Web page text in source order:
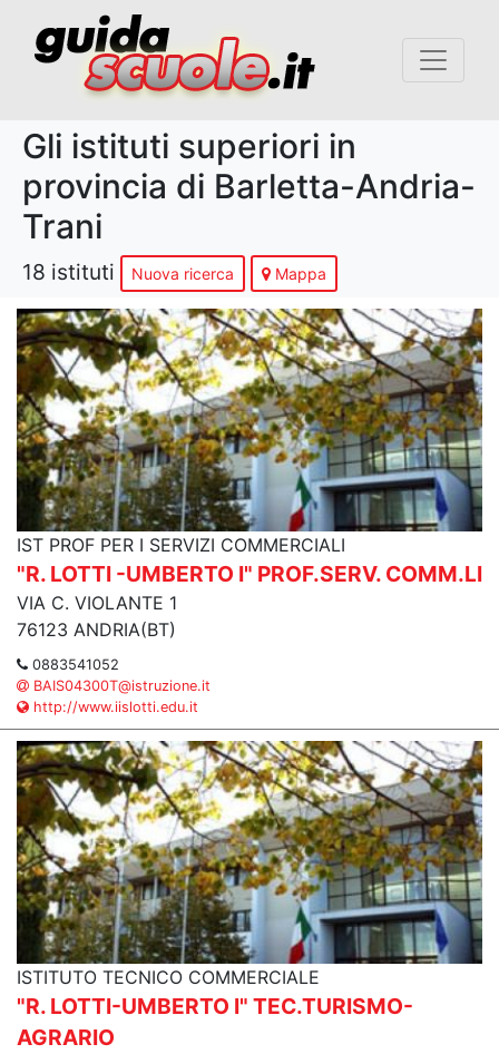
Gli istituti superiori in
provincia di Barletta-Andria-
Trani
18 istituti Nuova ricerca Mappa
IST PROF PER I SERVIZI COMMERCIALI
"R. LOTTI -UMBERTO I" PROF.SERV. COMM.LI
VIA C. VIOLANTE 1
76123 ANDRIA(BT)
0883541052
BAIS04300T@istruzione.it
http://www.iislotti.edu.it
ISTITUTO TECNICO COMMERCIALE
"R. LOTTI-UMBERTO I" TEC.TURISMO-
AGRARIO